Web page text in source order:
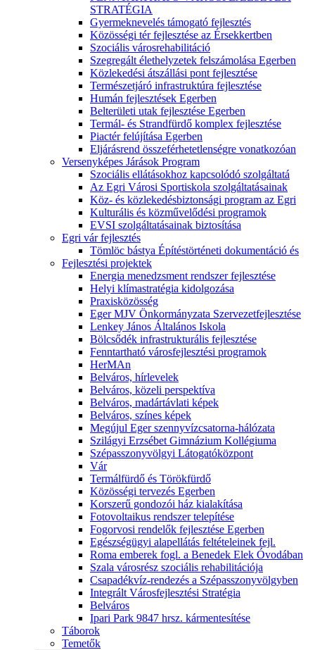
STRATÉGIA
Gyermeknevelés támogató fejlesztés
Közösségi tér fejlesztése az Érsekkertben
Szociális városrehabilitáció
Szegregált élethelyzetek felszámolása Egerben
Közlekedési átszállási pont fejlesztése
Természetjáró infrastruktúra fejlesztése
Humán fejlesztések Egerben
Belterületi utak fejlesztése Egerben
Termál- és Strandfürdő komplex fejlesztése
Piactér felújítása Egerben
Eljárásrend összeférhetetlenségre vonatkozóan
Versenyképes Járások Program
Szociális ellátásokhoz kapcsolódó szolgáltatá
Az Egri Városi Sportiskola szolgáltatásainak
Köz- és közlekedésbiztonsági program az Egri
Kulturális és közművelődési programok
EVSI szolgáltatásainak biztosítása
Egri vár fejlesztés
Tömlöc bástya Építéstörténeti dokumentáció és
Fejlesztési projektek
Energia menedzsment rendszer fejlesztése
Helyi klímastratégia kidolgozása
Praxisközösség
Eger MJV Önkormányzata Szervezetfejlesztése
Lenkey János Általános Iskola
Bölcsődék infrastrukturális fejlesztése
Fenntartható városfejlesztési programok
HerMAn
Belváros, hírlevelek
Belváros, közeli perspektíva
Belváros, madártávlati képek
Belváros, színes képek
Megújul Eger szennyvízcsatorna-hálózata
Szilágyi Erzsébet Gimnázium Kollégiuma
Szépasszonyvölgyi Látogatóközpont
Vár
Termálfürdő és Törökfürdő
Közösségi tervezés Egerben
Korszerű gondozói ház kialakítása
Fotovoltaikus rendszer telepítése
Fogorvosi rendelők fejlesztése Egerben
Egészségügyi alapellátás feltételeinek fejl.
Roma emberek fogl. a Benedek Elek Óvodában
Szala városrész szociális rehabilitációja
Csapadékvíz-rendezés a Szépasszonyvölgyben
Integrált Városfejlesztési Stratégia
Belváros
Ipari Park 9847 hrsz. kármentesítése
Táborok
Temetők